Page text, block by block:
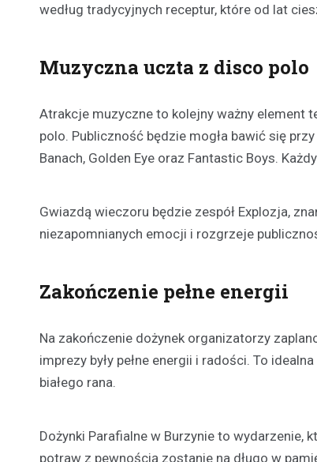
według tradycyjnych receptur, które od lat
Muzyczna uczta z disco polo
Atrakcje muzyczne to kolejny ważny element
polo. Publiczność będzie mogła bawić się
Banach, Golden Eye oraz Fantastic Boys.
Gwiazdą wieczoru będzie zespół Explozja,
niezapomnianych emocji i rozgrzeje
Zakończenie pełne energii
Na zakończenie dożynek organizatorzy
imprezy były pełne energii i radości. To
białego rana.
Dożynki Parafialne w Burzynie to wydarzenie,
potraw z pewnością zostanie na długo w